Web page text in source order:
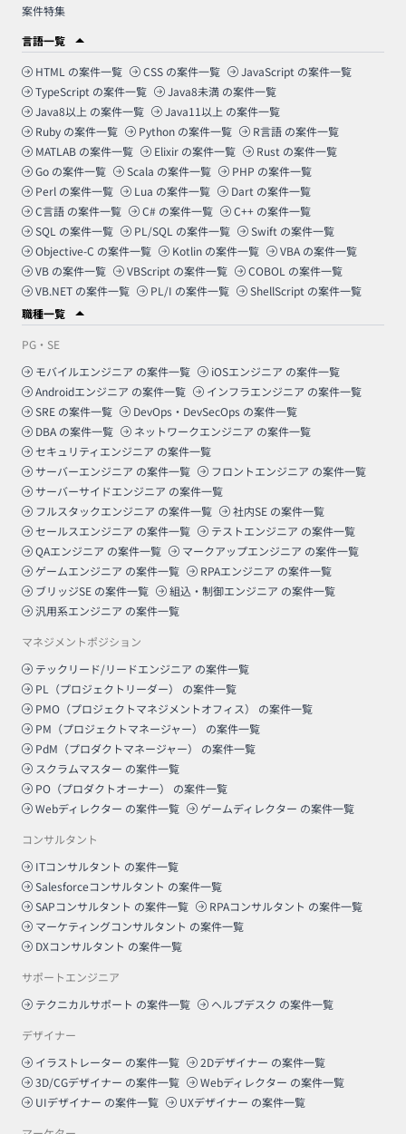
案件特集
言語一覧
HTML の案件一覧 CSS の案件一覧 JavaScript の案件一覧
TypeScript の案件一覧 Java8未満 の案件一覧
Java8以上 の案件一覧 Java11以上 の案件一覧
Ruby の案件一覧 Python の案件一覧 R言語 の案件一覧
MATLAB の案件一覧 Elixir の案件一覧 Rust の案件一覧
Go の案件一覧 Scala の案件一覧 PHP の案件一覧
Perl の案件一覧 Lua の案件一覧 Dart の案件一覧
C言語 の案件一覧 C# の案件一覧 C++ の案件一覧
SQL の案件一覧 PL/SQL の案件一覧 Swift の案件一覧
Objective-C の案件一覧 Kotlin の案件一覧 VBA の案件一覧
VB の案件一覧 VBScript の案件一覧 COBOL の案件一覧
VB.NET の案件一覧 PL/I の案件一覧 ShellScript の案件一覧
職種一覧
PG・SE
モバイルエンジニア の案件一覧 iOSエンジニア の案件一覧
Androidエンジニア の案件一覧 インフラエンジニア の案件一覧
SRE の案件一覧 DevOps・DevSecOps の案件一覧
DBA の案件一覧 ネットワークエンジニア の案件一覧
セキュリティエンジニア の案件一覧
サーバーエンジニア の案件一覧 フロントエンジニア の案件一覧
サーバーサイドエンジニア の案件一覧
フルスタックエンジニア の案件一覧 社内SE の案件一覧
セールスエンジニア の案件一覧 テストエンジニア の案件一覧
QAエンジニア の案件一覧 マークアップエンジニア の案件一覧
ゲームエンジニア の案件一覧 RPAエンジニア の案件一覧
ブリッジSE の案件一覧 組込・制御エンジニア の案件一覧
汎用系エンジニア の案件一覧
マネジメントポジション
テックリード/リードエンジニア の案件一覧
PL（プロジェクトリーダー）
の案件一覧
PMO（プロジェクトマネジメントオフィス）
の案件一覧
PM（プロジェクトマネージャー）
の案件一覧
PdM（プロダクトマネージャー）
の案件一覧
スクラムマスター の案件一覧
PO（プロダクトオーナー）
の案件一覧
Webディレクター の案件一覧 ゲームディレクター の案件一覧
コンサルタント
ITコンサルタント の案件一覧
Salesforceコンサルタント の案件一覧
SAPコンサルタント の案件一覧 RPAコンサルタント の案件一覧
マーケティングコンサルタント の案件一覧
DXコンサルタント の案件一覧
サポートエンジニア
テクニカルサポート の案件一覧 ヘルプデスク の案件一覧
デザイナー
イラストレーター の案件一覧 2Dデザイナー の案件一覧
3D/CGデザイナー の案件一覧 Webディレクター の案件一覧
UIデザイナー の案件一覧 UXデザイナー の案件一覧